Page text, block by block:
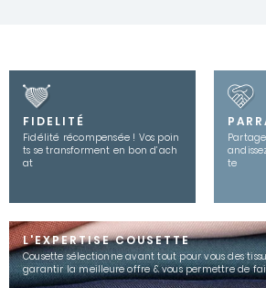
FIDELITÉ
Fidélité récompensée ! Vos poin
ts se transforment en bon d’ach
at
te
L'EXPERTISE COUSETTE
Cousette sélectionne avant tout pour vous des
garantir la meilleure offre & vous permettre de